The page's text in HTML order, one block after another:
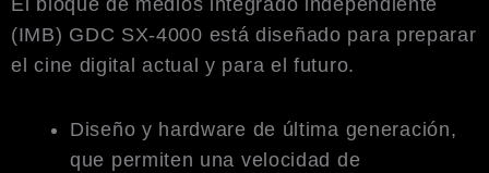
El bloque de medios integrado independiente
(IMB) GDC SX-4000 está diseñado para preparar
el cine digital actual y para el futuro.
Diseño y hardware de última generación,
que permiten una velocidad de